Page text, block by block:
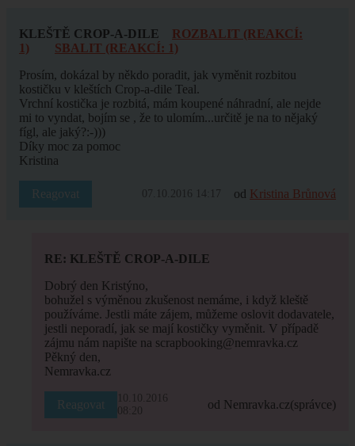
KLEŠTĚ CROP-A-DILE
ROZBALIT (REAKCÍ:
1)
SBALIT (REAKCÍ: 1)
Prosím, dokázal by někdo poradit, jak vyměnit rozbitou
kostičku v kleštích Crop-a-dile Teal.
Vrchní kostička je rozbitá, mám koupené náhradní, ale nejde
mi to vyndat, bojím se , že to ulomím...určitě je na to nějaký
fígl, ale jaký?:-)))
Díky moc za pomoc
Kristina
Reagovat 07.10.2016 14:17 od Kristina Brůnová
RE: KLEŠTĚ CROP-A-DILE
Dobrý den Kristýno,
bohužel s výměnou zkušenost nemáme, i když kleště
používáme. Jestli máte zájem, můžeme oslovit dodavatele,
jestli neporadí, jak se mají kostičky vyměnit. V případě
zájmu nám napište na scrapbooking@nemravka.cz
Pěkný den,
Nemravka.cz
Reagovat
10.10.2016
08:20
od Nemravka.cz(správce)